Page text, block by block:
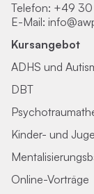
Telefon: +49 30
E-Mail:
Kursangebot
ADHS und
DBT
Kinder- und
Online-Vorträge